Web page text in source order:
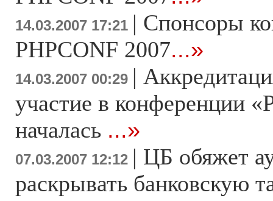
14.03.2007 17:21 | Спонсоры
PHPCONF 2007...»
14.03.2007 00:29 |
участие в конференции
началась ...»
07.03.2007 12:12 | ЦБ обяжет
раскрывать банковскую